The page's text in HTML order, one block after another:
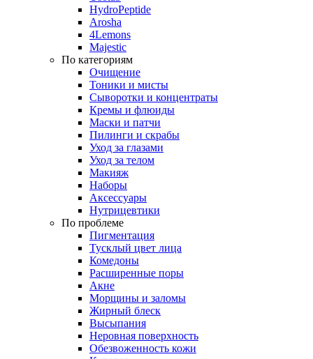
HydroPeptide
Arosha
4Lemons
Majestic
По категориям
Очищение
Тоники и мисты
Сыворотки и концентраты
Кремы и флюиды
Маски и патчи
Пилинги и скрабы
Уход за глазами
Уход за телом
Макияж
Наборы
Аксессуары
Нутрицевтики
По проблеме
Пигментация
Тусклый цвет лица
Комедоны
Расширенные поры
Акне
Морщины и заломы
Жирный блеск
Высыпания
Неровная поверхность
Обезвоженность кожи